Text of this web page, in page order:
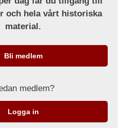
och hela vårt historiska
material.
Bli medlem
medlem?
Logga in